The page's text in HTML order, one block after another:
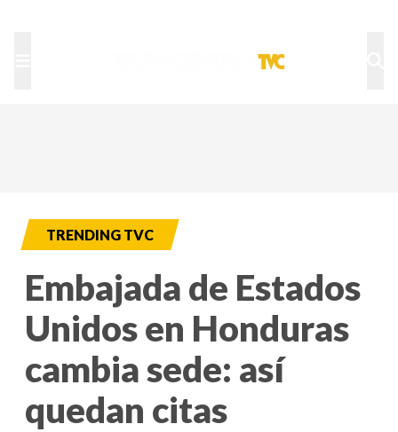
TRENDING TVC
Embajada de Estados
Unidos en Honduras
cambia sede: así
quedan citas